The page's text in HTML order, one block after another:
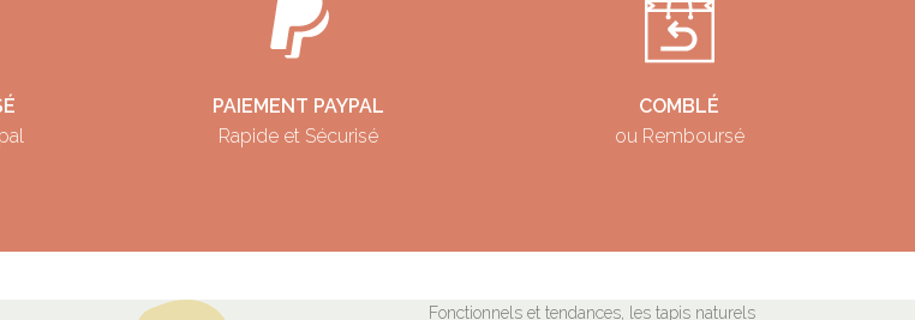
PAIEMENT PAYPAL
Rapide et Sécurisé
COMBLÉ
ou Remboursé
Fonctionnels et tendances, les tapis naturels